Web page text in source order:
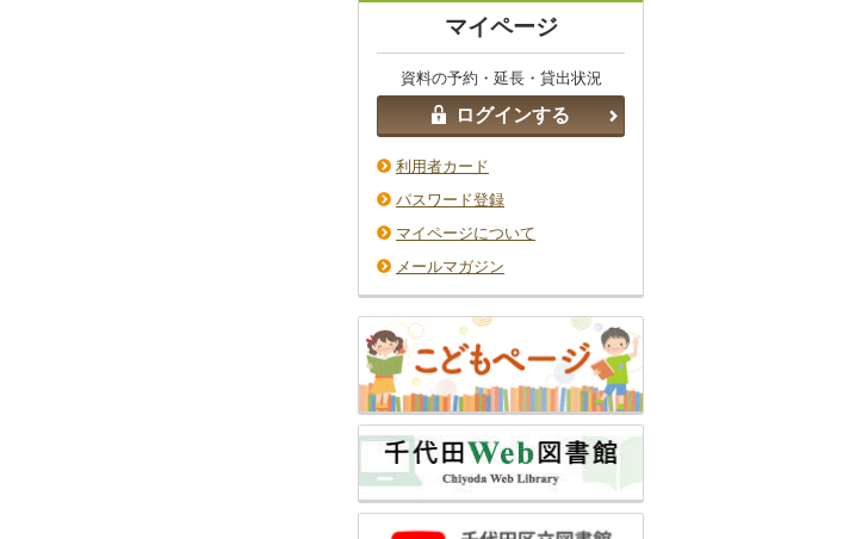
マイページ
資料の予約・延長・貸出状況
ログインする
利用者カード
パスワード登録
マイページについて
メールマガジン